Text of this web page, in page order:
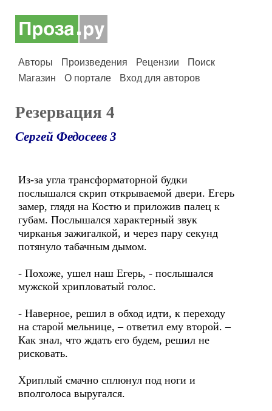
Авторы Произведения Рецензии
Поиск
Магазин
О портале Вход для авторов
Резервация 4
Сергей Федосеев 3
Из-за угла трансформаторной будки
послышался скрип открываемой двери. Егерь
замер, глядя на Костю и приложив палец к
губам. Послышался характерный звук
чирканья зажигалкой, и через пару секунд
потянуло табачным дымом.
- Похоже, ушел наш Егерь, - послышался
мужской хрипловатый голос.
- Наверное, решил в обход идти, к переходу
на старой мельнице, – ответил ему второй. –
Как знал, что ждать его будем, решил не
рисковать.
Хриплый смачно сплюнул под ноги и
вполголоса выругался.